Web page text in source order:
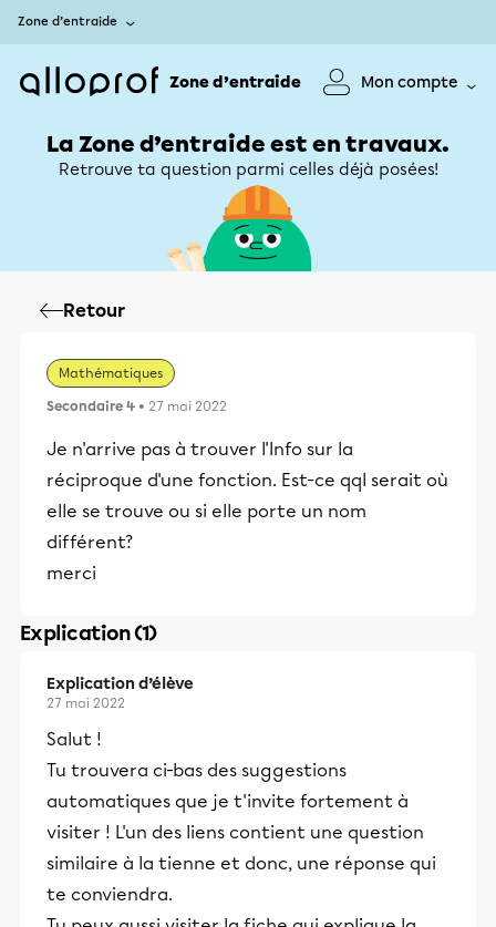
Zone d’entraide
Zone d’entraide Mon compte
La Zone d’entraide est en travaux.
Retrouve ta question parmi celles déjà posées!
Retour
Mathématiques
Secondaire 4 • 27 mai 2022
Je n'arrive pas à trouver l'Info sur la
réciproque d'une fonction. Est-ce qql serait où
elle se trouve ou si elle porte un nom
différent?
merci
Explication (1)
Explication d’élève
27 mai 2022
Salut !
Tu trouvera ci-bas des suggestions
automatiques que je t'invite fortement à
visiter ! L'un des liens contient une question
similaire à la tienne et donc, une réponse qui
te conviendra.